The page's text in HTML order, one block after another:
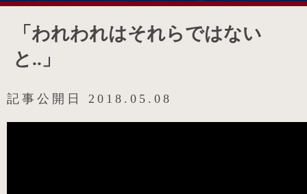
「われわれはそれらではない
と..」
記事公開日 2018.05.08